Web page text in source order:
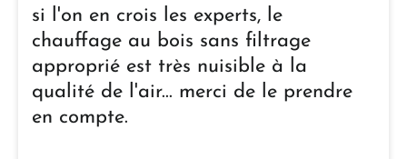
si l'on en crois les experts, le
chauffage au bois sans filtrage
approprié est très nuisible à la
qualité de l'air... merci de le prendre
en compte.